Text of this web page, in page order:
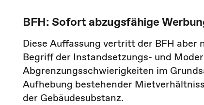
BFH: Sofort abzugsfähige
Diese Auffassung vertritt der BFH aber
Begriff der Instandsetzungs- und
Abgrenzungsschwierigkeiten im
Aufhebung bestehender
der Gebäudesubstanz.